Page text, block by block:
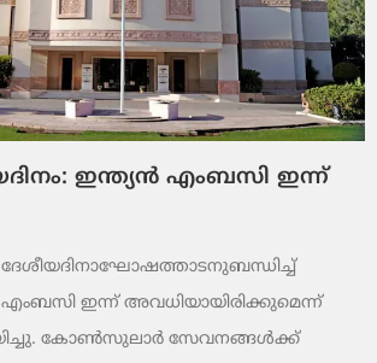
ഇന്ത്യൻ എംബസി ഇന്ന്
ഇന്ന് അവധിയായിരിക്കുമെന്ന്
കോൺസുലാർ സേവനങ്ങൾക്ക്